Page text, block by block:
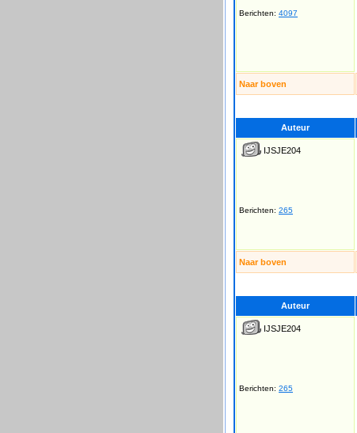
Berichten: 4097
Naar boven
Auteur
IJSJE204
Berichten: 265
Naar boven
Auteur
IJSJE204
Berichten: 265